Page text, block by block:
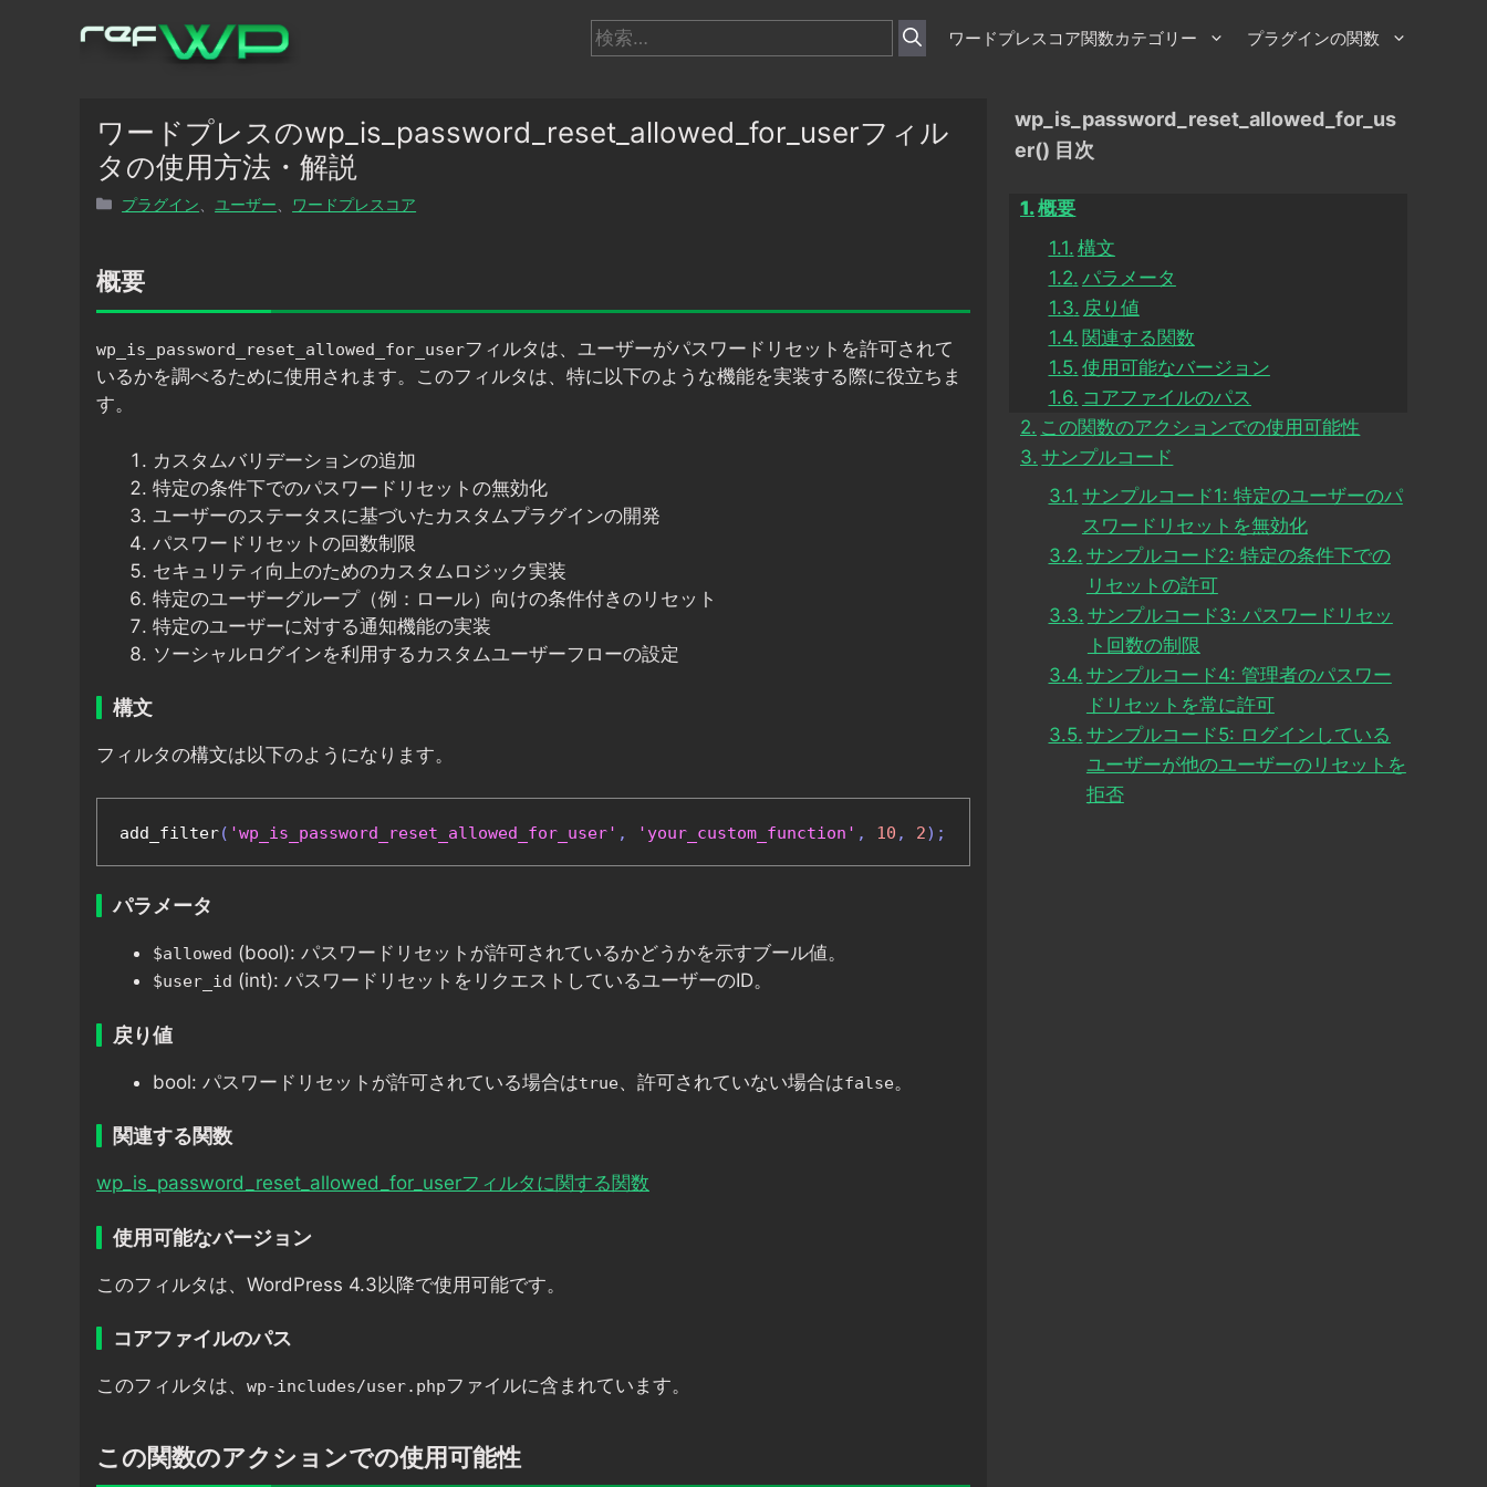
検
索:
ワードプレスコア関数カテゴリー プラグインの関数
ワードプレスのwp_is_password_reset_allowed_for_userフィル
タの使用方法・解説
カ
リ
ー
プラグイン ユーザー ワードプレスコア
概要
wp_is_password_reset_allowed_for_userフィルタは、ユーザーがパスワードリセットを許可されて
いるかを調べるために使用されます。このフィルタは、特に以下のような機能を実装する際に役立ちま
す。
カスタムバリデーションの追加
特定の条件下でのパスワードリセットの無効化
ユーザーのステータスに基づいたカスタムプラグインの開発
パスワードリセットの回数制限
セキュリティ向上のためのカスタムロジック実装
特定のユーザーグループ（例：ロール）向けの条件付きのリセット
特定のユーザーに対する通知機能の実装
ソーシャルログインを利用するカスタムユーザーフローの設定
構文
フィルタの構文は以下のようになります。
add_filter( 'wp_is_password_reset_allowed_for_user' , 'your_custom_function' , 10 , 2);
パラメータ
$allowed (bool): パスワードリセットが許可されているかどうかを示すブール値。
$user_id (int): パスワードリセットをリクエストしているユーザーのID。
戻り値
bool: パスワードリセットが許可されている場合はtrue、許可されていない場合はfalse。
関連する関数
wp_is_password_reset_allowed_for_userフィルタに関する関数
使用可能なバージョン
このフィルタは、WordPress 4.3以降で使用可能です。
コアファイルのパス
このフィルタは、 wp-includes/user.phpファイルに含まれています。
この関数のアクションでの使用可能性
wp_is_password_reset_allowed_for_us
er() 目次
概要
構文
パラメータ
戻り値
関連する関数
使用可能なバージョン
コアファイルのパス
この関数のアクションでの使用可能性
サンプルコード
サンプルコード1: 特定のユーザーのパ
スワードリセットを無効化
サンプルコード2: 特定の条件下での
リセットの許可
サンプルコード3: パスワードリセッ
ト回数の制限
サンプルコード4: 管理者のパスワー
ドリセットを常に許可
サンプルコード5: ログインしている
ユーザーが他のユーザーのリセットを
拒否